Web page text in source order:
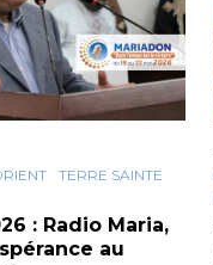
TERRE SAINTE
: Radio Maria,
au